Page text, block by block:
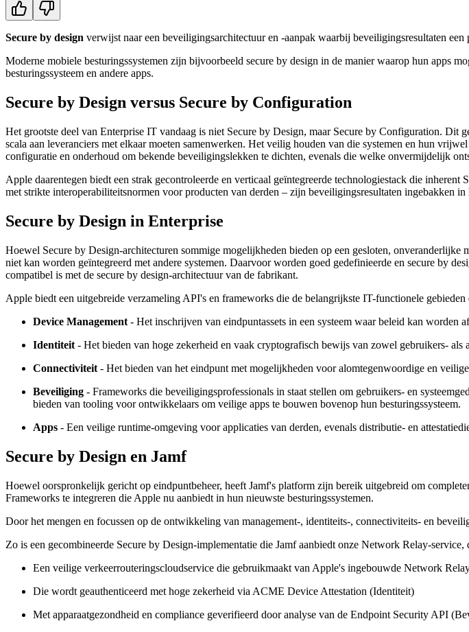
Secure by design verwijst naar een beveiligingsarchitectuur en -aanpak waarbij beveiligingsresultaten
Moderne mobiele besturingssystemen zijn bijvoorbeeld secure by design in de manier waarop hun apps
besturingssysteem en andere apps.
Secure by Design versus Secure by Configuration
Het grootste deel van Enterprise IT vandaag is niet Secure by Design, maar Secure by Configuration.
scala aan leveranciers met elkaar moeten samenwerken. Het veilig houden van die systemen en hun
configuratie en onderhoud om bekende beveiligingslekken te dichten, evenals die welke onvermijdelijk
Apple daarentegen biedt een strak gecontroleerde en verticaal geïntegreerde technologiestack die
met strikte interoperabiliteitsnormen voor producten van derden – zijn beveiligingsresultaten ingebakken
Secure by Design in Enterprise
Hoewel Secure by Design-architecturen sommige mogelijkheden bieden op een gesloten,
niet kan worden geïntegreerd met andere systemen. Daarvoor worden goed gedefinieerde en secure by
compatibel is met de secure by design-architectuur van de fabrikant.
Apple biedt een uitgebreide verzameling API's en frameworks die de belangrijkste IT-functionele
Device Management - Het inschrijven van eindpuntassets in een systeem waar beleid kan worden
Identiteit - Het bieden van hoge zekerheid en vaak cryptografisch bewijs van zowel gebruikers- als
Connectiviteit - Het bieden van het eindpunt met mogelijkheden voor alomtegenwoordige en
Beveiliging - Frameworks die beveiligingsprofessionals in staat stellen om gebruikers- en
bieden van tooling voor ontwikkelaars om veilige apps te bouwen bovenop hun besturingssysteem.
Apps - Een veilige runtime-omgeving voor applicaties van derden, evenals distributie- en
Secure by Design en Jamf
Hoewel oorspronkelijk gericht op eindpuntbeheer, heeft Jamf's platform zijn bereik uitgebreid om
Frameworks te integreren die Apple nu aanbiedt in hun nieuwste besturingssystemen.
Door het mengen en focussen op de ontwikkeling van management-, identiteits-, connectiviteits- en
Zo is een gecombineerde Secure by Design-implementatie die Jamf aanbiedt onze Network Relay-service,
Een veilige verkeerrouteringscloudservice die gebruikmaakt van Apple's ingebouwde Network
Die wordt geauthenticeerd met hoge zekerheid via ACME Device Attestation (Identiteit)
Met apparaatgezondheid en compliance geverifieerd door analyse van de Endpoint Security API